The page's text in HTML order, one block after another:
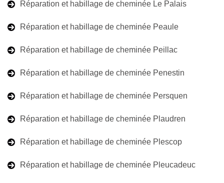
Réparation et habillage de cheminée Le Palais
Réparation et habillage de cheminée Peaule
Réparation et habillage de cheminée Peillac
Réparation et habillage de cheminée Penestin
Réparation et habillage de cheminée Persquen
Réparation et habillage de cheminée Plaudren
Réparation et habillage de cheminée Plescop
Réparation et habillage de cheminée Pleucadeuc